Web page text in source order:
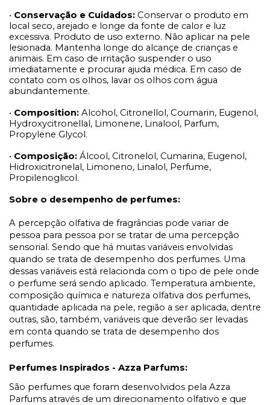
• Conservação e Cuidados: Conservar o produto em
local seco, arejado e longe da fonte de calor e luz
excessiva. Produto de uso externo. Não aplicar na pele
lesionada. Mantenha longe do alcançe de crianças e
animais. Em caso de irritação suspender o uso
imediatamente e procurar ajuda médica. Em caso de
contato com os olhos, lavar os olhos com água
abundantemente.
• Composition: Alcohol, Citronellol, Coumarin, Eugenol,
Hydroxycitronellal, Limonene, Linalool, Parfum,
Propylene Glycol.
• Composição: Álcool, Citronelol, Cumarina, Eugenol,
Hidroxicitronelal, Limoneno, Linalol, Perfume,
Propilenoglicol.
Sobre o desempenho de perfumes:
A percepção olfativa de fragrâncias pode variar de
pessoa para pessoa por se tratar de uma percepção
sensorial. Sendo que há muitas variáveis envolvidas
quando se trata de desempenho dos perfumes. Uma
dessas variáveis está relacionda com o tipo de pele onde
o perfume será sendo aplicado. Temperatura ambiente,
composição química e natureza olfativa dos perfumes,
quantidade aplicada na pele, região a ser aplicada, dentre
outras, são, também, variáveis que deverão ser levadas
em conta quando se trata de desempenho dos
perfumes.
Perfumes Inspirados - Azza Parfums:
São perfumes que foram desenvolvidos pela Azza
Parfums através de um direcionamento olfativo e que